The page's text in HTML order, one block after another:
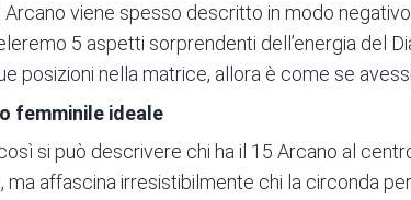
Arcano viene spesso descritto in modo
5 aspetti sorprendenti dell’energia del
posizioni nella matrice, allora è come se
femminile ideale
si può descrivere chi ha il 15 Arcano al
affascina irresistibilmente chi la circonda